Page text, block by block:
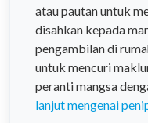
atau pautan untuk
disahkan kepada
pengambilan di
untuk mencuri
peranti mangsa
lanjut mengenai